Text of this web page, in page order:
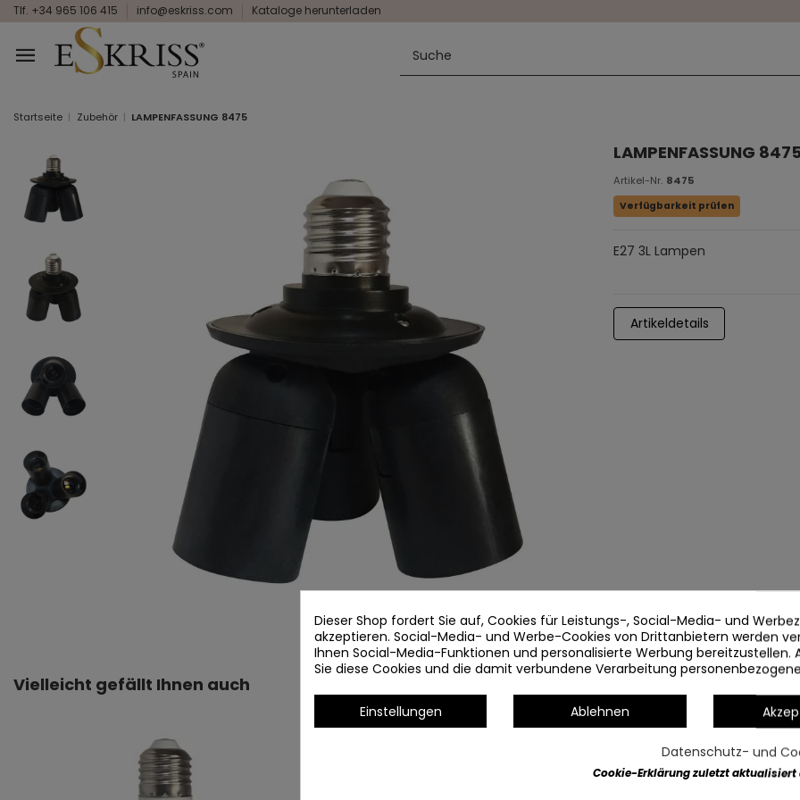
Tlf. +34 965 106 415 info@eskriss.com Kataloge herunterladen
Startseite Zubehör LAMPENFASSUNG 8475
LAMPENFASSUNG 8475
Artikel-Nr. 8475
Verfügbarkeit prüfen
E27 3L Lampen
Artikeldetails
Vielleicht gefällt Ihnen auch
Dieser Shop fordert Sie auf, Cookies für Leistungs-, Social-Media- und
akzeptieren. Social-Media- und Werbe-Cookies von Drittanbietern werden
Ihnen Social-Media-Funktionen und personalisierte Werbung bereitzustellen.
Sie diese Cookies und die damit verbundene Verarbeitung
Einstellungen Ablehnen
Datenschutz- und
Cookie-Erklärung zuletzt aktualisiert